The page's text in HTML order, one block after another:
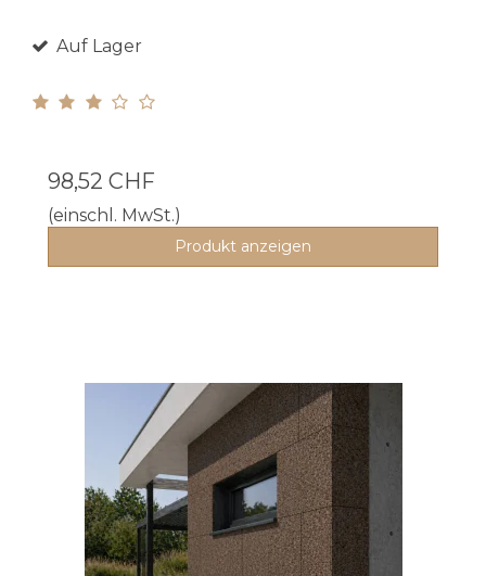
Auf Lager
98,52 CHF
(einschl. MwSt.)
Produkt anzeigen